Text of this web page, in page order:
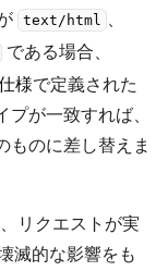
text/html 、
である場合、
様で定義された
が一致すれば、
ものに差し替えま
リクエストが実
滅的な影響をも